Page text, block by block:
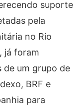
suporte
pela
no Rio
já foram
de um grupo de
BRF e
para